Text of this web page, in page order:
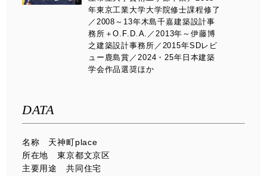
年東京工業大学大学院修士課程修了
／2008～13年木島千嘉建築設計事
務所＋O.F.D.A.／2013年～伊藤博
之建築設計事務所／2015年SDレビ
ュー鹿島賞／2024・25年日本建築
学会作品選奨ほか
DATA
名称 天神町place
所在地 東京都文京区
主要用途 共同住宅